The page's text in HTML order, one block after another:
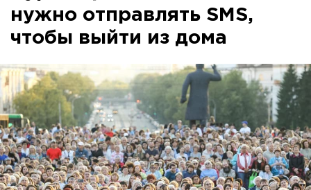
нужно отправлять SMS,
чтобы выйти из дома